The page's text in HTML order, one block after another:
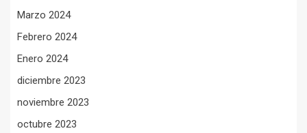
Marzo 2024
Febrero 2024
Enero 2024
diciembre 2023
noviembre 2023
octubre 2023